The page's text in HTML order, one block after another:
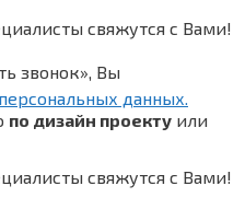
свяжутся с Вами!
звонок», Вы
данных.
по дизайн проекту или
свяжутся с Вами!